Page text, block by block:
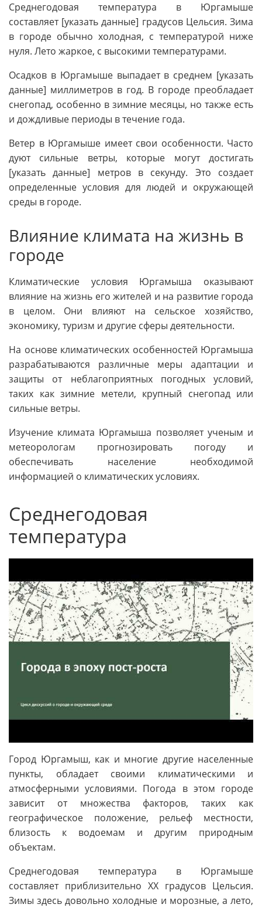
Среднегодовая температура в Юргамыше
составляет [указать данные] градусов Цельсия. Зима
в городе обычно холодная, с температурой ниже
нуля. Лето жаркое, с высокими температурами.
Осадков в Юргамыше выпадает в среднем [указать
данные] миллиметров в год. В городе преобладает
снегопад, особенно в зимние месяцы, но также есть
и дождливые периоды в течение года.
Ветер в Юргамыше имеет свои особенности. Часто
дуют сильные ветры, которые могут достигать
[указать данные] метров в секунду. Это создает
определенные условия для людей и окружающей
среды в городе.
Влияние климата на жизнь в
городе
Климатические условия Юргамыша оказывают
влияние на жизнь его жителей и на развитие города
в целом. Они влияют на сельское хозяйство,
экономику, туризм и другие сферы деятельности.
На основе климатических особенностей Юргамыша
разрабатываются различные меры адаптации и
защиты от неблагоприятных погодных условий,
таких как зимние метели, крупный снегопад или
сильные ветры.
Изучение климата Юргамыша позволяет ученым и
метеорологам прогнозировать погоду и
обеспечивать население необходимой
информацией о климатических условиях.
Среднегодовая
температура
Город Юргамыш, как и многие другие населенные
пункты, обладает своими климатическими и
атмосферными условиями. Погода в этом городе
зависит от множества факторов, таких как
географическое положение, рельеф местности,
близость к водоемам и другим природным
объектам.
Среднегодовая температура в Юргамыше
составляет приблизительно XX градусов Цельсия.
Зимы здесь довольно холодные и морозные, а лето,